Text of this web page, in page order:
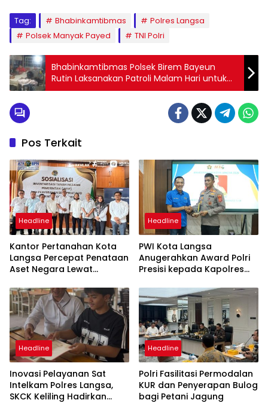
Tag: Bhabinkamtibmas
Polres Langsa
Polsek Manyak Payed
TNI Polri
Bhabinkamtibmas Polsek Birem Bayeun
Rutin Laksanakan Patroli Malam Hari untuk
Jaga Keamanan Warga
Pos Terkait
Headline
Kantor Pertanahan Kota
Langsa Percepat Penataan
Aset Negara Lewat
Headline
PWI Kota Langsa
Anugerahkan Award Polri
Presisi kepada Kapolres
Headline
Inovasi Pelayanan Sat
Intelkam Polres Langsa,
SKCK Keliling Hadirkan
Headline
Polri Fasilitasi Permodalan
KUR dan Penyerapan Bulog
bagi Petani Jagung